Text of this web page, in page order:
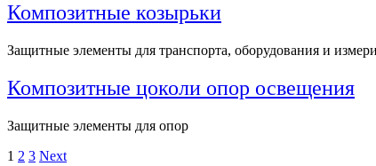
Композитные козырьки
Защитные элементы для транспорта, оборудования и
Композитные цоколи опор освещения
Защитные элементы для опор
1 2 3 Next